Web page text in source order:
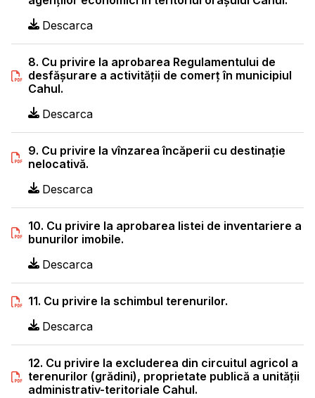
Descarca
8. Cu privire la aprobarea Regulamentului de
desfăşurare a activităţii de comerţ în municipiul
Cahul.
Descarca
9. Cu privire la vînzarea încăperii cu destinaţie
nelocativă.
Descarca
10. Cu privire la aprobarea listei de inventariere a
bunurilor imobile.
Descarca
11. Cu privire la schimbul terenurilor.
Descarca
12. Cu privire la excluderea din circuitul agricol a
terenurilor (grădini), proprietate publică a unităţii
administrativ-teritoriale Cahul.